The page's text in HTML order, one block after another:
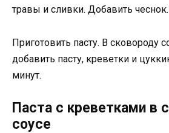
травы и сливки. Добавить
Приготовить пасту. В сковороду
добавить пасту, креветки и
минут.
Паста с креветками в
соусе